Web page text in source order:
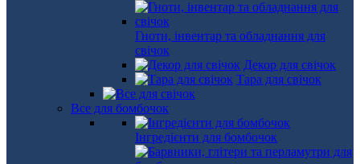
Гноти, інвентар та обладнання для
свічок
Декор для свічок
Тара для свічок
Все для бомбочок
Інгредієнти для бомбочок